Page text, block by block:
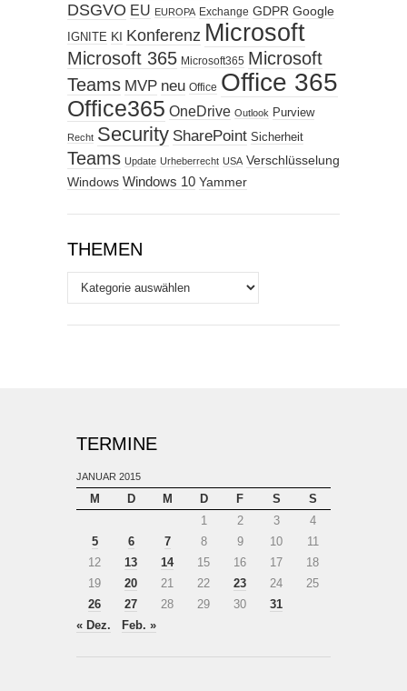
DSGVO EU EUROPA Exchange GDPR Google
IGNITE KI Konferenz Microsoft
Microsoft 365 Microsoft365 Microsoft
Teams MVP neu Office Office 365
Office365 OneDrive Outlook Purview
Recht Security SharePoint Sicherheit
Teams Update Urheberrecht USA Verschlüsselung
Windows Windows 10 Yammer
THEMEN
Themen
TERMINE
JANUAR 2015
M D M D F S
S
1
2 3
4
5
6 7 8 9 10
11
12
13 14 15 16 17
18
19
20 21 22 23 24
25
26
27 28 29 30
31
« Dez.
Feb. »